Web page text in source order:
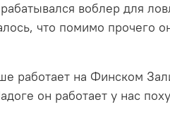
воблер для
что помимо прочего
работает на Финском
он работает у нас